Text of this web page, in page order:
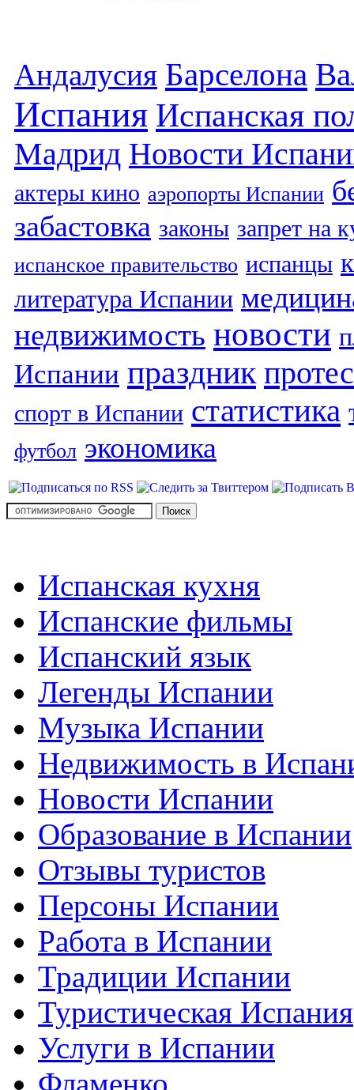
Андалусия Барселона
Испания Испанская
Мадрид Новости
актеры кино аэропорты Испании
забастовка законы запрет на
испанское правительство испанцы
литература Испании
недвижимость новости
Испании праздник
спорт в Испании статистика
футбол экономика
Испанская кухня
Испанские фильмы
Испанский язык
Легенды Испании
Музыка Испании
Недвижимость в
Новости Испании
Образование в Испании
Отзывы туристов
Персоны Испании
Работа в Испании
Традиции Испании
Туристическая Испания
Услуги в Испании
Фламенко